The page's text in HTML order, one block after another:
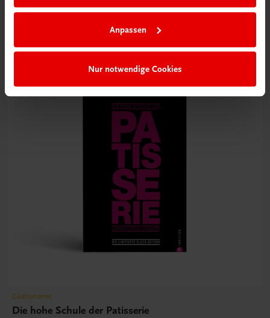
Anpassen
Nur notwendige Cookies
Gebäck
€ 25,70
Gastronomie
Die hohe Schule der Patisserie